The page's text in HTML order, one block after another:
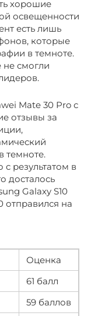
хорошие
освещенности
есть лишь
которые
в темноте.
не смогли
Mate 30 Pro с
отзывы за
темноте.
результатом в
досталось
Galaxy S10
отправился на
Оценка
61 балл
59 баллов